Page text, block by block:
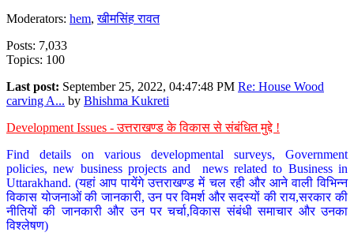
Moderators: hem,खीमसिंह रावत
Posts: 7,033
Topics: 100
Last post: September 25, 2022, 04:47:48 PM Re: House Wood
carving A... by Bhishma Kukreti
Development Issues - उत्तराखण्ड के विकास से संबंधित मुद्दे !
Find details on various developmental surveys, Government
policies, new business projects and news related to Business in
Uttarakhand. (यहां आप पायेंगे उत्तराखण्ड में चल रही और आने वाली विभिन्न
विकास योजनाओं की जानकारी, उन पर विमर्श और सदस्यों की राय,सरकार की
नीतियों की जानकारी और उन पर चर्चा,विकास संबंधी समाचार और उनका
विश्लेषण)